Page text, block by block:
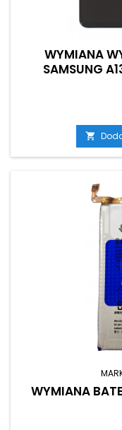
WYMIANA
SAMSUNG

WYMIANA